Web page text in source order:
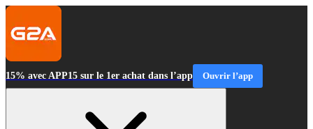
15% avec APP15 sur le 1er achat dans l’app Ouvrir l’app